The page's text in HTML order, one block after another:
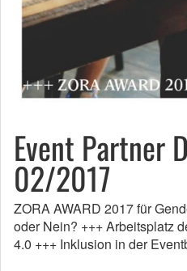
Event Partner
02/2017
ZORA AWARD 2017 für
oder Nein? +++ Arbeitsplatz
4.0 +++ Inklusion in der